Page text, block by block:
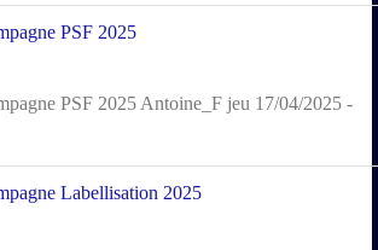
PSF 2025
PSF 2025 Antoine_F jeu 17/04/2025 -
Labellisation 2025